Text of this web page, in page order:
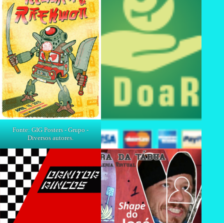
Fonte: GIG Posters - Grupo -
Diversos autores.